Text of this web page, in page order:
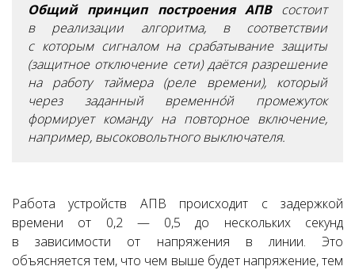
Общий принцип построения АПВсостоит
в реализации алгоритма, в соответствии
с которым сигналом на срабатывание защиты
(защитное отключение сети) даётся разрешение
на работу таймера (реле времени), который
через заданный временнóй промежуток
формирует команду на повторное включение,
например, высоковольтного выключателя.
Работа устройств АПВ происходит с задержкой
времени от 0,2 — 0,5 до нескольких секунд
в зависимости от напряжения в линии. Это
объясняется тем, что чем выше будет напряжение, тем